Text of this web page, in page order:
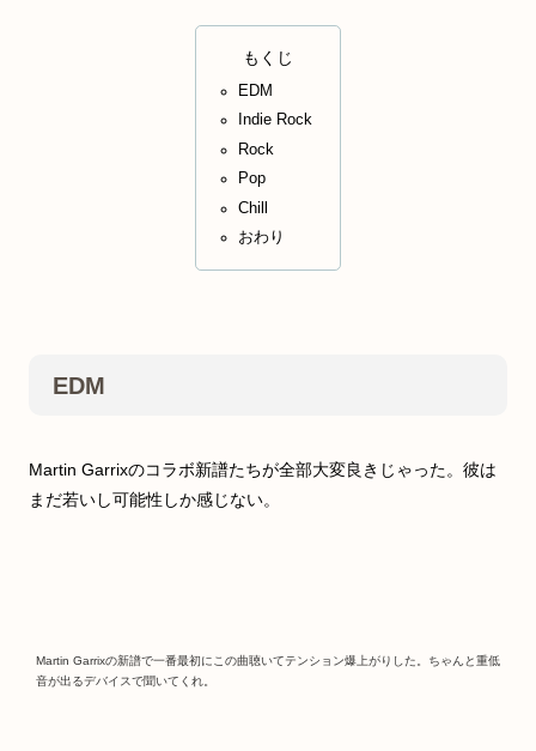
もくじ
EDM
Indie Rock
Rock
Pop
Chill
おわり
EDM
Martin Garrixのコラボ新譜たちが全部大変良きじゃった。彼は
まだ若いし可能性しか感じない。
Martin Garrixの新譜で一番最初にこの曲聴いてテンション爆上がりした。ちゃんと重低
音が出るデバイスで聞いてくれ。